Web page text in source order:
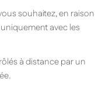
souhaitez, en raison
avec les
à distance par un